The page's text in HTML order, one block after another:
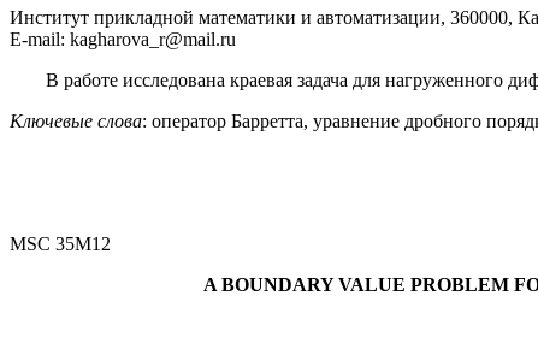
Институт прикладной математики и автоматизации, 360000,
E-mail: kagharova_r@mail.ru
В работе исследована краевая задача для нагруженного
Ключевые слова: оператор Барретта, уравнение дробного
MSC 35M12
A BOUNDARY VALUE PROBLEM